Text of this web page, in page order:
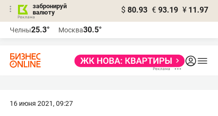
забронируй
валюту
$ 80.93 € 93.19 ¥ 11.97
Челны25.3° Москва30.5°
16 июня 2021, 09:27